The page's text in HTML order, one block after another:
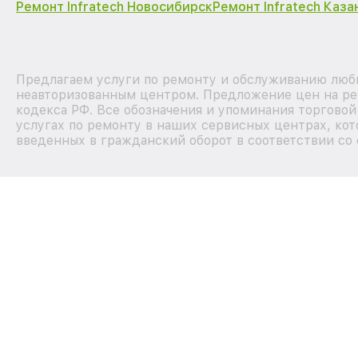
Ремонт Infratech НовосибирскРемонт Infratech
Предлагаем услуги по ремонту и обслуживанию
неавторизованным центром. Предложение цен на
кодекса РФ. Все обозначения и упоминания
услугах по ремонту в наших сервисных центрах,
введенных в гражданский оборот в соответствии